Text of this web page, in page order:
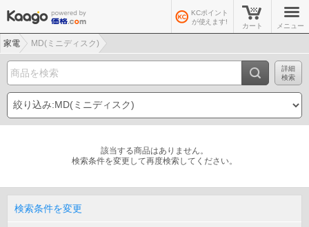
KCポイント
が使えます!
カート メニュー
家電 MD(ミニディスク)
詳細
検索
該当する商品はありません。
検索条件を変更して再度検索してください。
検索条件を変更